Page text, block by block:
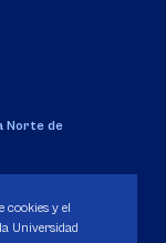
Norte de
1980.
cookies y el
Universidad